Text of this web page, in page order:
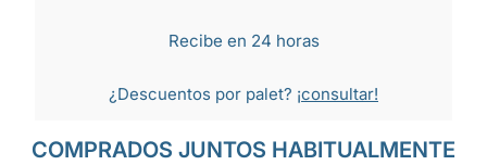
Recibe en 24 horas
¿Descuentos por palet? ¡consultar!
COMPRADOS JUNTOS HABITUALMENTE